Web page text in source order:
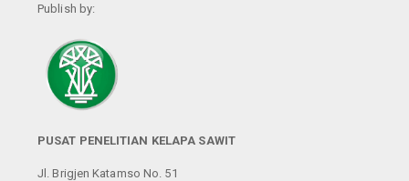
Publish by:
PUSAT PENELITIAN KELAPA SAWIT
Jl. Brigjen Katamso No. 51